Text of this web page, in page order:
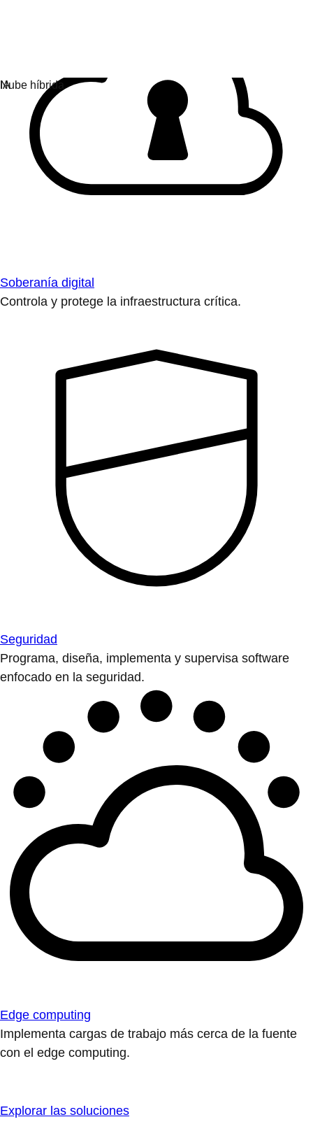
Soberanía digital
Controla y protege la infraestructura crítica.
Seguridad
Programa, diseña, implementa y supervisa software
enfocado en la seguridad.
Edge computing
Implementa cargas de trabajo más cerca de la fuente
con el edge computing.
Explorar las soluciones